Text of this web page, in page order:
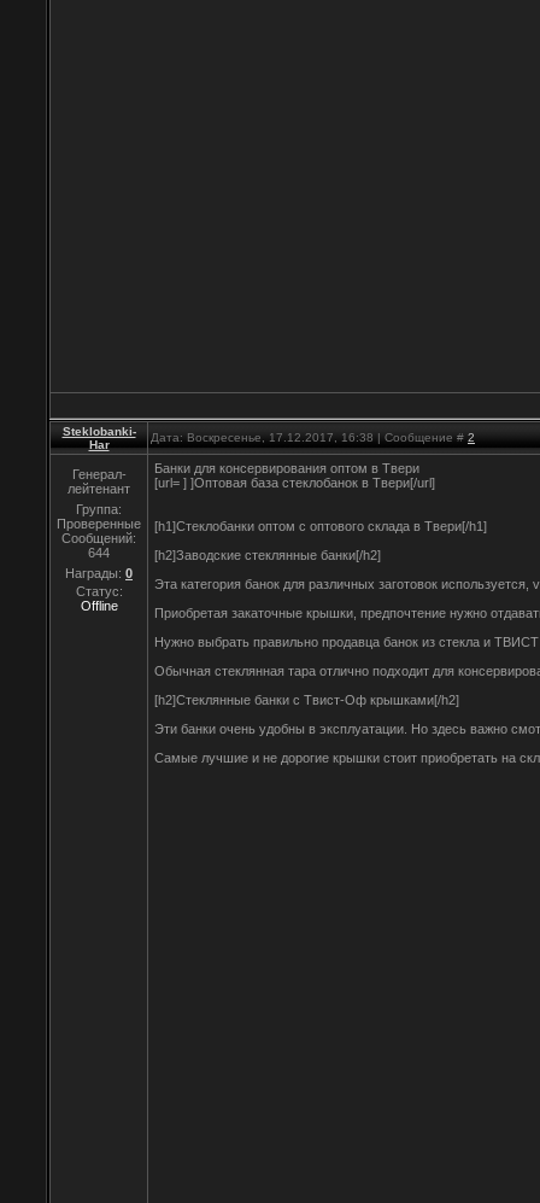
Steklobanki-
Har
Дата: Воскресенье, 17.12.2017, 16:38 | Сообщение # 2
Генерал-
лейтенант
Группа:
Проверенные
Сообщений:
644
Награды: 0
Статус:
Offline
Банки для консервирования оптом в Твери
[url= ] ]Оптовая база стеклобанок в Твери[/url]
[h1]Стеклобанки оптом с оптового склада в Твери[/h1]
[h2]Заводские стеклянные банки[/h2]
Эта категория банок для различных заготовок
Приобретая закаточные крышки, предпочтение нужно
Нужно выбрать правильно продавца банок из стекла и
Обычная стеклянная тара отлично подходит для
[h2]Стеклянные банки с Твист-Оф крышками[/h2]
Эти банки очень удобны в эксплуатации. Но здесь важно
Самые лучшие и не дорогие крышки стоит приобретать на